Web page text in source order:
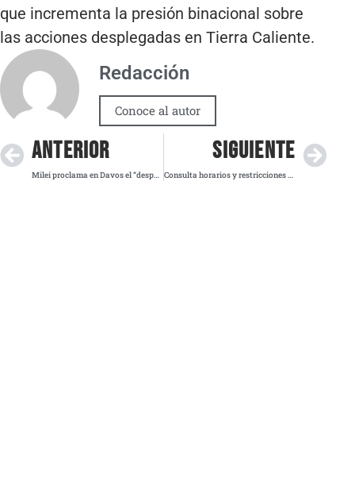
que incrementa la presión binacional sobre
las acciones desplegadas en Tierra Caliente.
Redacción
Conoce al autor
ANTERIOR
Milei proclama en Davos el “despertar” de la derecha en América
SIGUIENTE
Consulta horarios y restricciones del Hoy No Circula este jueves en la Megalópolis